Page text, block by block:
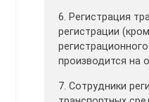
6. Регистрация
регистрации
производится на
7. Сотрудники